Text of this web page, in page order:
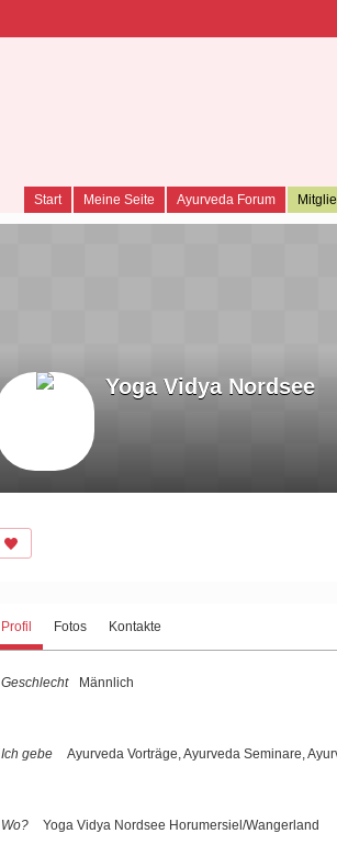
Start Meine Seite Ayurveda Forum
Yoga Vidya Nordsee
Profil Fotos Kontakte
Geschlecht Männlich
Ich gebe Ayurveda Vorträge, Ayurveda Seminare,
Wo? Yoga Vidya Nordsee Horumersiel/Wangerland